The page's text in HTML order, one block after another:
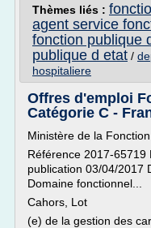
Thèmes liés :
agent service
fonction publique
publique d etat /
hospitaliere
Offres d'emploi
Catégorie C -
Ministère de la
Référence 2017-65719
publication 03/04/2017
Domaine fonctionnel...
Cahors, Lot
(e) de la gestion des